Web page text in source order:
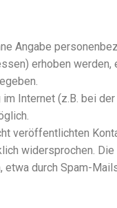
Angabe
erhoben
Internet (z.B. bei
veröffentlichten
widersprochen.
durch Spam-